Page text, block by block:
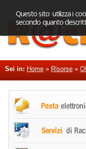
Questo sito utilizza i
secondo quanto
Sei in: Home » Risorse »